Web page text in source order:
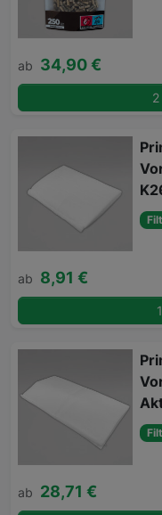
ab 34,90 €
ab 8,91 €
ab 28,71 €